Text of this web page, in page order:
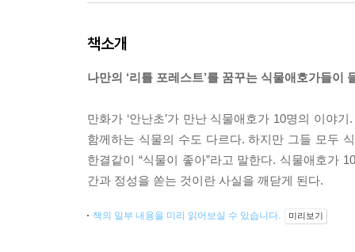
책소개
나만의 ‘리틀 포레스트’를 꿈꾸는 식물애호가들이
만화가 ‘안난초’가 만난 식물애호가 10명의 이야
함께하는 식물의 수도 다르다. 하지만 그들 모두
한결같이 “식물이 좋아”라고 말한다. 식물애호가
간과 정성을 쏟는 것이란 사실을 깨닫게 된다.
책의 일부 내용을 미리 읽어보실 수 있습니다. 미리보기